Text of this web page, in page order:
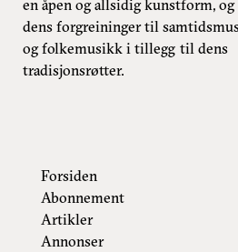
en åpen og allsidig kunstform,
dens forgreininger til
og folkemusikk i tillegg til dens
tradisjonsrøtter.
Forsiden
Abonnement
Artikler
Annonser